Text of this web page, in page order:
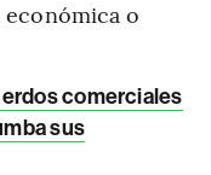
o
comerciales
sus